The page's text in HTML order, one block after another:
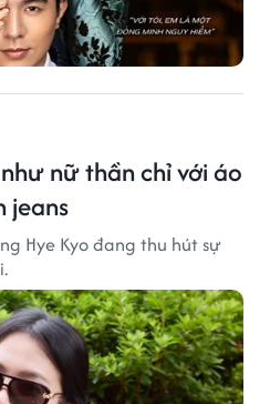
nữ thần chỉ với áo
jeans
Hye Kyo đang thu hút sự